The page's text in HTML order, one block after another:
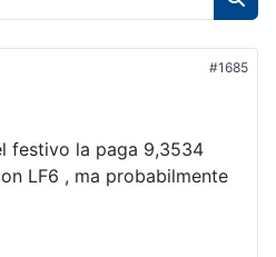
#1685
festivo la paga 9,3534
LF6 , ma probabilmente